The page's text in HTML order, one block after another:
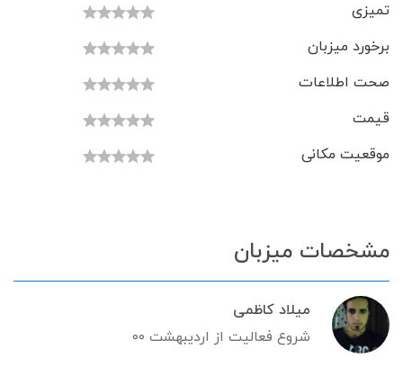
تمیزی
برخورد میزبان
صحت اطلاعات
قیمت
موقعیت مکانی
مشخصات میزبان
میلاد کاظمی
شروع فعالیت از اردیبهشت ۰۰